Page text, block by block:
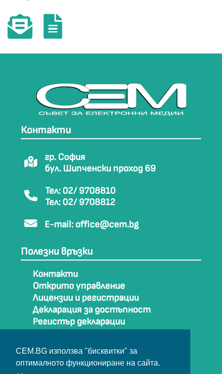
CEM.BG използва "бисквитки" за
оптималното функциониране на сайта.
Контакти
гр. София
бул. Шипченски проход 69
Тел: 02/ 9708810
Тел: 02/ 9708812
E-mail: office@cem.bg
Полезни връзки
Контакти
Открито управление
Лицензии и регистрации
Декларация за достъпност
Регистър декларации
Карта на сайта
Архив